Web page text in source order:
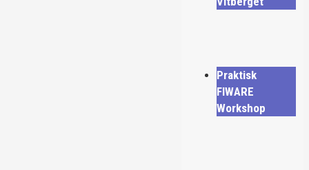
Praktisk
FIWARE
Workshop